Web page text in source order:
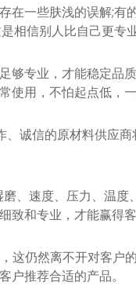
一些肤浅的误解;有
相信别人比自己更专业
专业，才能稳定品
使用，不怕起点低，
诚信的原材料供应商
速度、压力、温度
和专业，才能赢得客
仍然离不开对客户
推荐合适的产品。